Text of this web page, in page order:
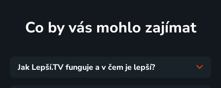
Co by vás mohlo zajímat
Jak Lepší.TV funguje a v čem je lepší?